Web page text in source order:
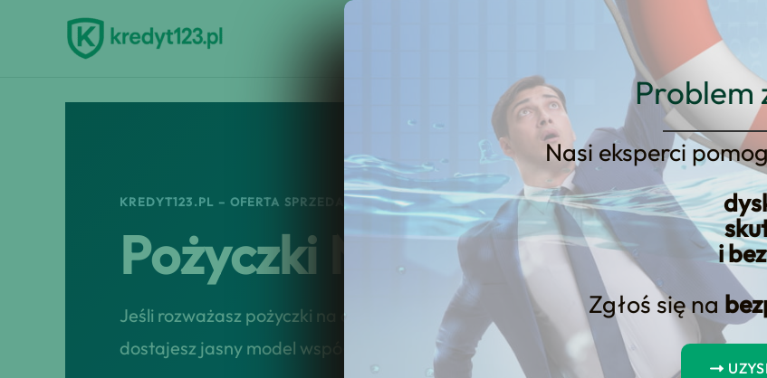
Problem
Nasi eksperci
i
Zgłoś się na
Strona główna O nas
KREDYT123.PL – OFERTA SPRZEDAŻOWA
Pożyczki Na Dowód
Jeśli rozważasz pożyczki na dowód, potrzebujesz konkretnej oferty sprzedażowej,
dostajesz jasny model współpracy, realne scenariusze działania i szybkie